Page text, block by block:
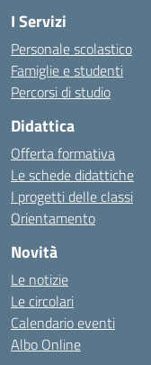
I Servizi
Personale scolastico
Famiglie e studenti
Percorsi di studio
Didattica
Offerta formativa
Le schede didattiche
I progetti delle classi
Orientamento
Novità
Le notizie
Le circolari
Calendario eventi
Albo Online